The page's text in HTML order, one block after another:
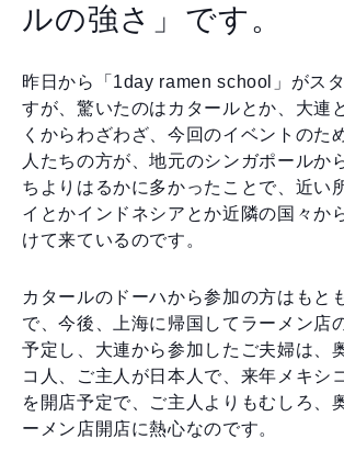
ルの強さ」です。
昨日から「1day ramen school」がス
すが、驚いたのはカタールとか、大連
くからわざわざ、今回のイベントのた
人たちの方が、地元のシンガポールか
ちよりはるかに多かったことで、近い
イとかインドネシアとか近隣の国々か
けて来ているのです。
カタールのドーハから参加の方はもと
で、今後、上海に帰国してラーメン店
予定し、大連から参加したご夫婦は、
コ人、ご主人が日本人で、来年メキシ
を開店予定で、ご主人よりもむしろ、
ーメン店開店に熱心なのです。